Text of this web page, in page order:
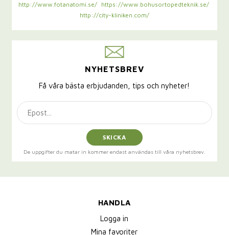
http://www.fotanatomi.se/
https://www.bohusortopedteknik.se/
http://city-kliniken.com/
NYHETSBREV
Få våra bästa erbjudanden, tips och nyheter!
SKICKA
De uppgifter du matar in kommer endast användas till våra nyhetsbrev.
HANDLA
Logga in
Mina favoriter